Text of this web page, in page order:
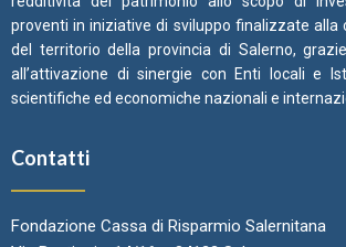
proventi in iniziative di sviluppo finalizzate alla
del territorio della provincia di Salerno,
all’attivazione di sinergie con Enti locali e
scientifiche ed economiche nazionali e
Contatti
Fondazione Cassa di Risparmio Salernitana